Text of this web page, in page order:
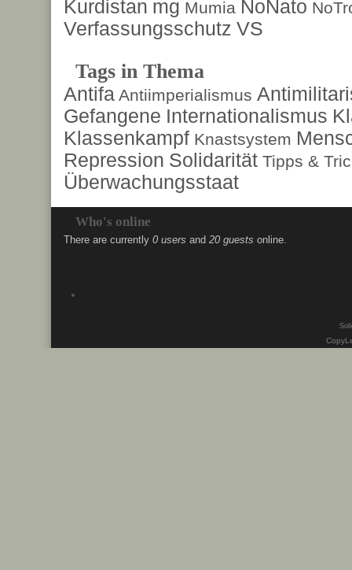
Kurdistan mg Mumia NoNato
Verfassungsschutz VS
Tags in Thema
Antifa Antiimperialismus
Gefangene Internationalismus
Klassenkampf Knastsystem
Repression Solidarität Tipps &
Überwachungsstaat
Who's online
There are currently 0 users and 20 guests online.